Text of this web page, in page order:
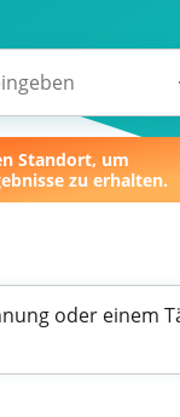
Standort, um
zu erhalten.
oder einem